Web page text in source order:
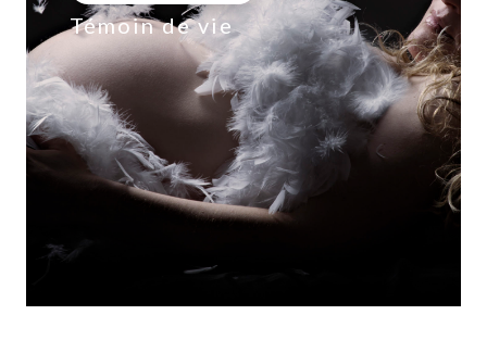
Témoin de vie